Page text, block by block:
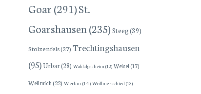
Goar(291)St.
Goarshausen (235) Steeg(39)
Stolzenfels(27) Trechtingshausen
(95)Urbar(28) Waldalgesheim(12) Weisel (17)
Wellmich (22) Werlau (14) Wollmerschied (13)